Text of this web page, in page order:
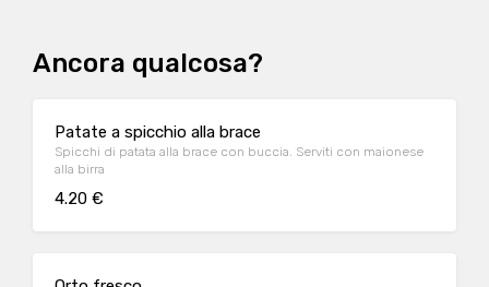
Ancora qualcosa?
Patate a spicchio alla brace
Spicchi di patata alla brace con buccia. Serviti con maionese
alla birra
4.20 €